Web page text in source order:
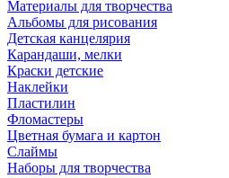
Материалы для творчества
Альбомы для рисования
Детская канцелярия
Карандаши, мелки
Краски детские
Наклейки
Пластилин
Фломастеры
Цветная бумага и картон
Слаймы
Наборы для творчества